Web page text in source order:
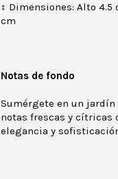
↕ Dimensiones: Alto 4.5
cm
Notas de fondo
Sumérgete en un
notas frescas y cítricas
elegancia y